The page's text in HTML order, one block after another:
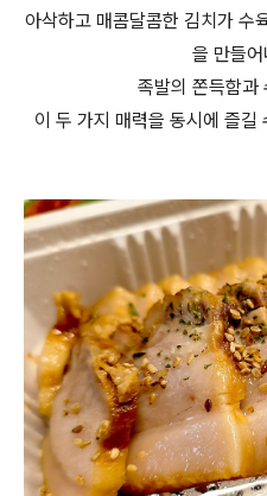
아삭하고 매콤달콤한 김치가 수
을 만들
족발의 쫀득함과
이 두 가지 매력을 동시에 즐길